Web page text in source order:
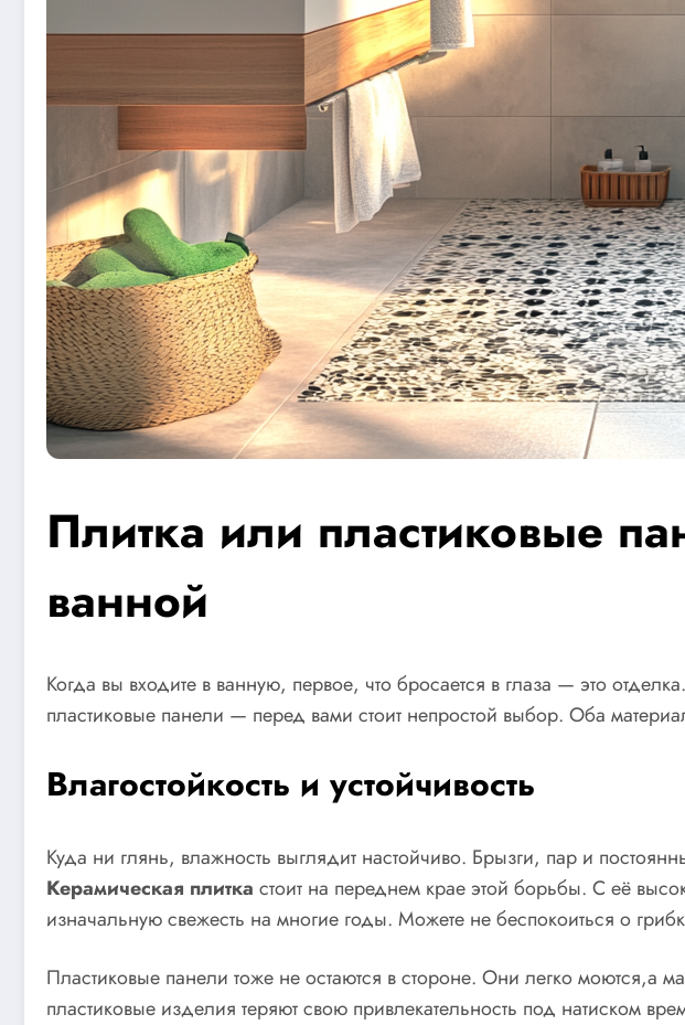
Плитка или пластиковые
ванной
Когда вы входите в ванную, первое, что бросается в глаза — это
пластиковые панели — перед вами стоит непростой выбор. Оба
Влагостойкость и устойчивость
Куда ни глянь, влажность выглядит настойчиво. Брызги, пар и
Керамическая плитка стоит на переднем крае этой борьбы. С её
изначальную свежесть на многие годы. Можете не беспокоиться о
Пластиковые панели тоже не остаются в стороне. Они легко
пластиковые изделия теряют свою привлекательность под натиском